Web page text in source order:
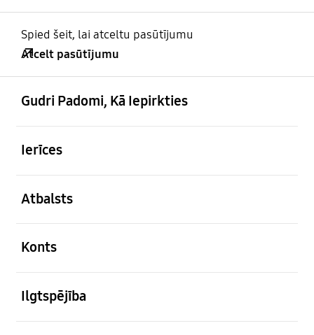
Spied šeit, lai atceltu pasūtījumu
Atcelt pasūtījumu
Gudri Padomi, Kā Iepirkties
Ierīces
Atbalsts
Konts
Ilgtspējība